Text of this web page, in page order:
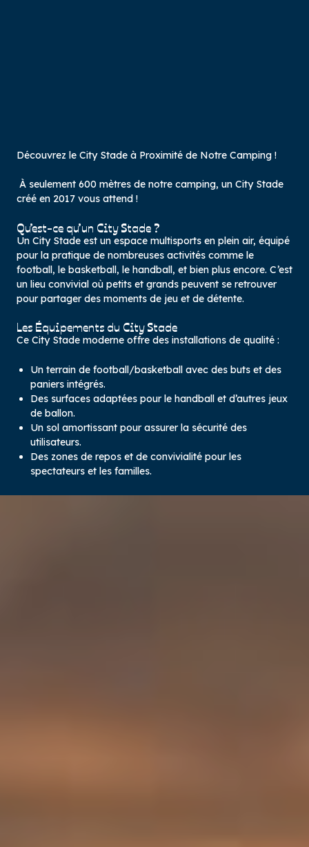
Découvrez le City Stade à Proximité de Notre Camping !
À seulement 600 mètres de notre camping, un City Stade
créé en 2017 vous attend !
Qu’est-ce qu’un City Stade ?
Un City Stade est un espace multisports en plein air, équipé
pour la pratique de nombreuses activités comme le
football, le basketball, le handball, et bien plus encore. C’est
un lieu convivial où petits et grands peuvent se retrouver
pour partager des moments de jeu et de détente.
Les Équipements du City Stade
Ce City Stade moderne offre des installations de qualité :
Un terrain de football/basketball avec des buts et des
paniers intégrés.
Des surfaces adaptées pour le handball et d’autres jeux
de ballon.
Un sol amortissant pour assurer la sécurité des
utilisateurs.
Des zones de repos et de convivialité pour les
spectateurs et les familles.